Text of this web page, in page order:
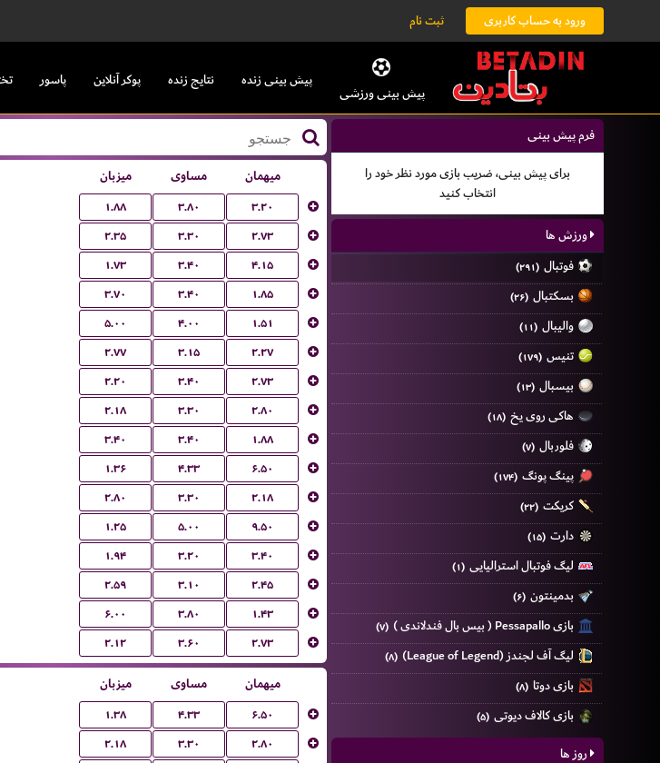
ورود به حساب کاربری ثبت نام
پیش بینی ورزشی
پیش بینی زنده نتایج زنده پوکر آنلاین پاسور
فرم پیش بینی
برای پیش بینی، ضریب بازی مورد نظر خود را
انتخاب کنید
ورزش ها
فوتبال (۲۹۱)
بسکتبال (۲۶)
والیبال (۱۱)
تنیس (۱۷۹)
بیسبال (۱۳)
هاکی روی یخ (۱۸)
فلوربال (۷)
پینگ پونگ (۱۷۴)
کریکت (۲۲)
دارت (۱۵)
لیگ فوتبال استرالیایی (۱)
بدمینتون (۶)
بازی Pessapallo ( بیس بال فندلاندی ) (۷)
لیگ آف لجندز (League of Legend) (۸)
بازی دوتا (۸)
بازی کالاف دیوتی (۵)
روز ها
میزبان مساوی میهمان
۱.۸۸ ۳.۸۰ ۳.۲۰
۲.۳۵ ۳.۳۰ ۲.۷۳
۱.۷۳ ۳.۴۰ ۴.۱۵
۳.۷۰ ۳.۴۰ ۱.۸۵
۵.۰۰ ۴.۰۰ ۱.۵۱
۲.۷۷ ۳.۱۵ ۲.۲۷
۲.۲۰ ۳.۴۰ ۲.۷۳
۲.۱۸ ۳.۳۰ ۲.۸۰
۳.۴۰ ۳.۴۰ ۱.۸۸
۱.۳۶ ۴.۳۳ ۶.۵۰
۲.۸۰ ۳.۳۰ ۲.۱۸
۱.۲۵ ۵.۰۰ ۹.۵۰
۱.۹۴ ۳.۲۰ ۳.۴۰
۲.۵۹ ۳.۱۰ ۲.۴۵
۶.۰۰ ۳.۸۰ ۱.۴۳
۲.۱۲ ۳.۶۰
۲.۷۳
میزبان مساوی میهمان
۱.۳۸ ۴.۳۳ ۶.۵۰
۲.۱۸ ۳.۳۰ ۲.۸۰